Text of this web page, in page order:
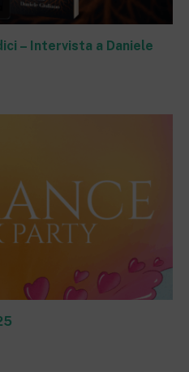
– Intervista a Daniele